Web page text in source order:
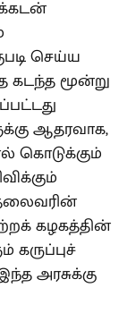
செய்ய
கடந்த மூன்று
ஆதரவாக,
கொடுக்கும்
கழகத்தின்
அரசுக்கு